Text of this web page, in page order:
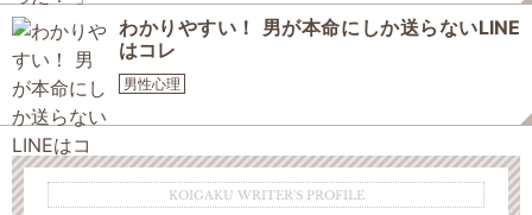
わかりやすい！ 男が本命にしか送らないLINE
はコレ
男性心理
KOIGAKU WRITER'S PROFILE